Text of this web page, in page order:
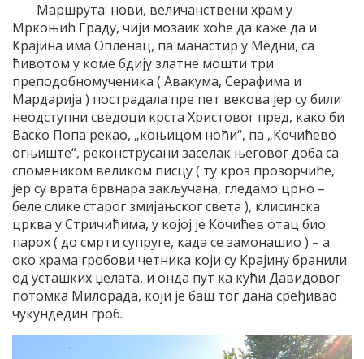
Маршрута: нови, величанствени храм у
Мркоњић Граду, чији мозаик хоће да каже да и
Крајина има Опленац, па манастир у Медни, са
ћивотом у коме бдију златне мошти три
преподобномученика ( Авакума, Серафима и
Мардарија ) пострадала пре пет векова јер су били
неодступни сведоци крста Христовог пред, како би
Васко Попа рекао, „коњицом ноћи“, па „Кочићево
огњиште“, реконструсани заселак његовог доба са
спомеником великом писцу ( ту кроз прозорчиће,
јер су врата брвнара закључана, гледамо црно –
беле слике старог змијањског света ), клисинска
црква у Стричићима, у којој је Кочићев отац био
парох ( до смрти супруге, када се замонашио ) – а
око храма гробови четника који су Крајину бранили
од усташких џелата, и онда пут ка кући Давидовог
потомка Милорада, који је баш тог дана сређивао
чукундедин гроб.